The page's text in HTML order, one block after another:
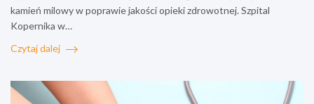
kamień milowy w poprawie jakości opieki zdrowotnej. Szpital
Kopernika w…
Czytaj dalej